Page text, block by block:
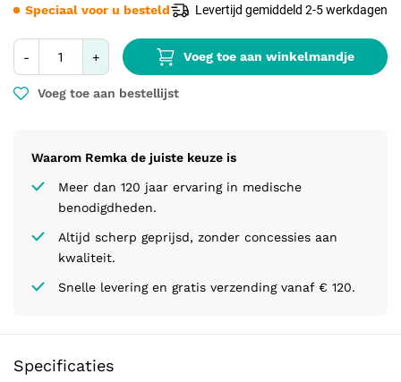
- + Voeg toe aan winkelmandje
Voeg toe aan bestellijst
Waarom Remka de juiste keuze is
Meer dan 120 jaar ervaring in medische
benodigdheden.
Altijd scherp geprijsd, zonder concessies aan
kwaliteit.
Snelle levering en gratis verzending vanaf € 120.
Speciaal voor u besteld Levertijd gemiddeld 2-5 werkdagen
Specificaties